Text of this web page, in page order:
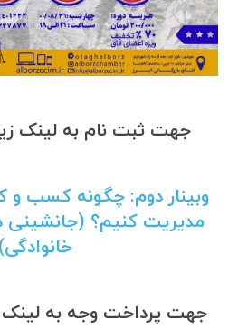
جهت ثبت نام به لینک
وبینار دوم: چگونه کسب و
مدیریت کنیم؟
خانوادگی)
جهت پرداخت وجه به لینک